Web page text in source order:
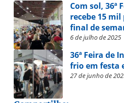
Com sol, 36ª
recebe 15
final de
6 de julho de 2025
36ª Feira de
frio em festa
27 de junho de